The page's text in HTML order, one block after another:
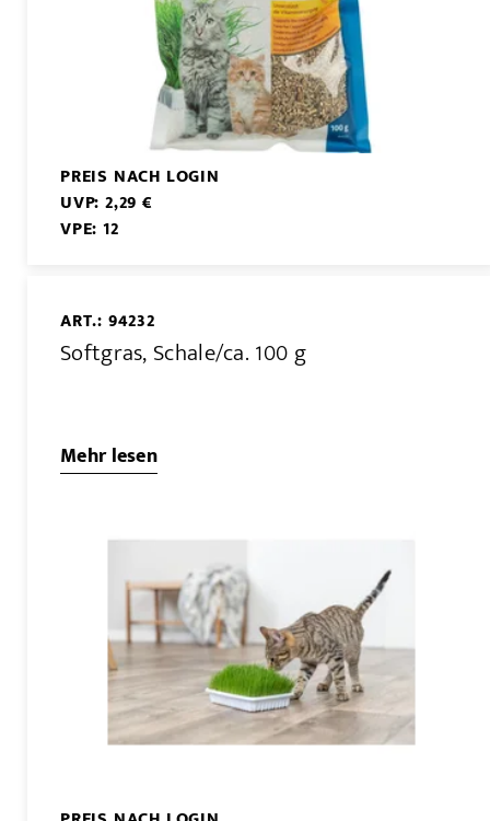
PREIS NACH LOGIN
UVP: 2,29 €
VPE: 12
ART.: 94232
Softgras, Schale/ca. 100 g
Mehr lesen